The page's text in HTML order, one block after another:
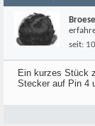
Broesel
seit:
Ein kurzes Stück
Stecker auf Pin 4